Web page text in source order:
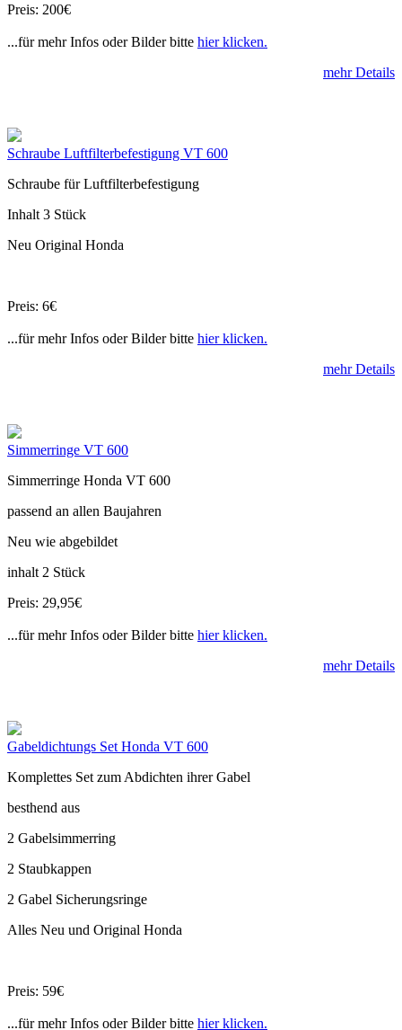
Preis: 200€
...für mehr Infos oder Bilder bitte hier klicken.
mehr Details
Schraube Luftfilterbefestigung VT 600
Schraube für Luftfilterbefestigung
Inhalt 3 Stück
Neu Original Honda
Preis: 6€
...für mehr Infos oder Bilder bitte hier klicken.
mehr Details
Simmerringe VT 600
Simmerringe Honda VT 600
passend an allen Baujahren
Neu wie abgebildet
inhalt 2 Stück
Preis: 29,95€
...für mehr Infos oder Bilder bitte hier klicken.
mehr Details
Gabeldichtungs Set Honda VT 600
Komplettes Set zum Abdichten ihrer Gabel
besthend aus
2 Gabelsimmerring
2 Staubkappen
2 Gabel Sicherungsringe
Alles Neu und Original Honda
Preis: 59€
...für mehr Infos oder Bilder bitte hier klicken.